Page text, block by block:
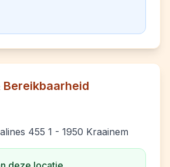
Bereikbaarheid
455 1 - 1950 Kraainem